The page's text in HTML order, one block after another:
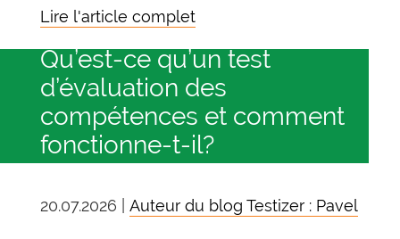
Lire l'article complet
Qu’est-ce qu’un test
d’évaluation des
compétences et comment
fonctionne-t-il?
20.07.2026 | Auteur du blog Testizer : Pavel